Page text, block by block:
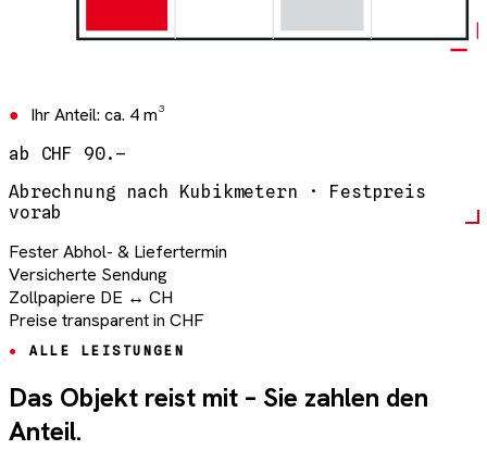
Ihr Anteil: ca. 4 m³
ab CHF 90.–
Abrechnung nach Kubikmetern · Festpreis
vorab
Fester Abhol- & Liefertermin
Versicherte Sendung
Zollpapiere DE ↔ CH
Preise transparent in CHF
ALLE LEISTUNGEN
Das Objekt reist mit – Sie zahlen den
Anteil.